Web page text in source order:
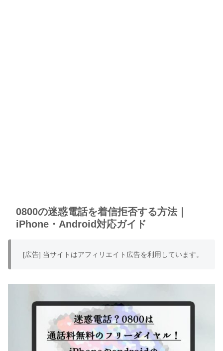
0800の迷惑電話を着信拒否する方法｜
iPhone・Android対応ガイド
[広告] 当サイトはアフィリエイト広告を利用しています。